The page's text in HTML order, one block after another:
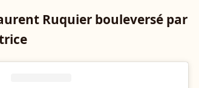
Ruquier bouleversé par